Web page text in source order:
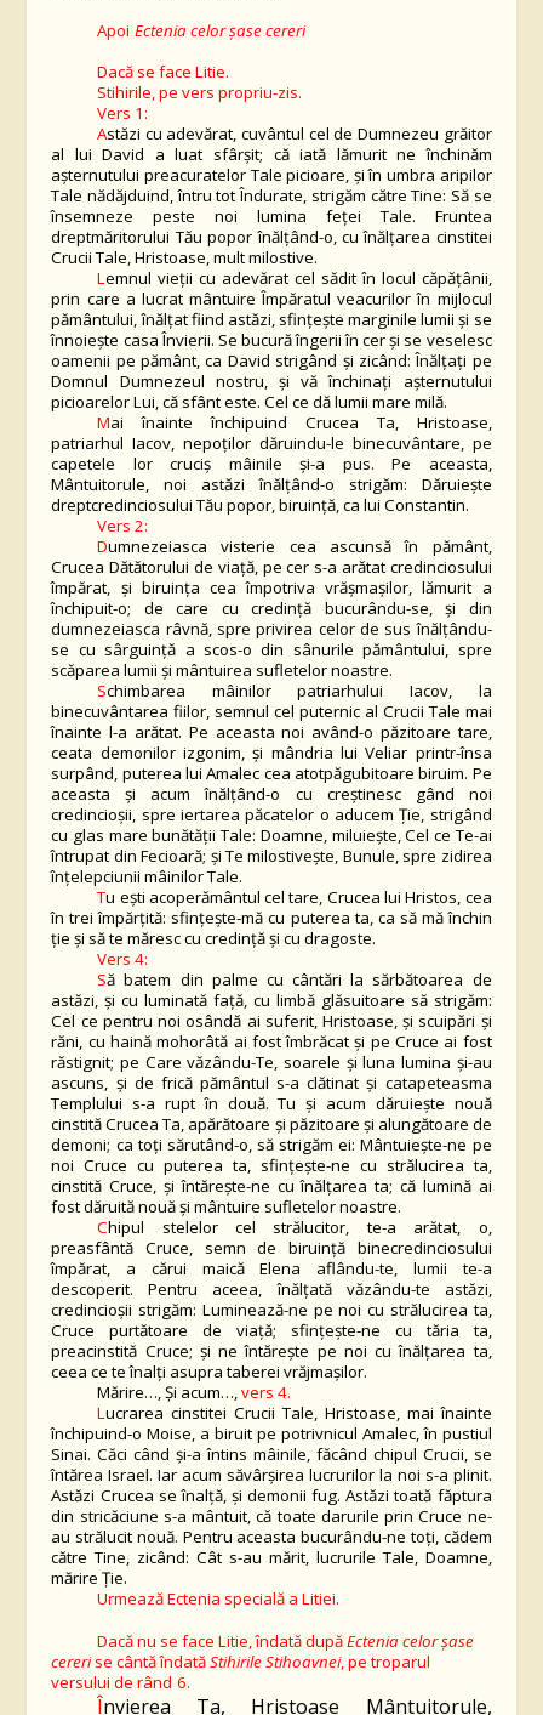
Apoi Ectenia celor șase cereri
Dacă se face Litie.
Stihirile, pe vers propriu-zis.
Vers 1:
Astăzi cu adevărat, cuvântul cel de Dumnezeu grăitor
al lui David a luat sfârșit; că iată lămurit ne închinăm
așternutului preacuratelor Tale picioare, și în umbra aripilor
Tale nădăjduind, întru tot Îndurate, strigăm către Tine: Să se
însemneze peste noi lumina feței Tale. Fruntea
dreptmăritorului Tău popor înălțând-o, cu înălțarea cinstitei
Crucii Tale, Hristoase, mult milostive.
Lemnul vieții cu adevărat cel sădit în locul căpățânii,
prin care a lucrat mântuire Împăratul veacurilor în mijlocul
pământului, înălțat fiind astăzi, sfințește marginile lumii și se
înnoiește casa Învierii. Se bucură îngerii în cer și se veselesc
oamenii pe pământ, ca David strigând și zicând: Înălțați pe
Domnul Dumnezeul nostru, și vă închinați așternutului
picioarelor Lui, că sfânt este. Cel ce dă lumii mare milă.
Mai înainte închipuind Crucea Ta, Hristoase,
patriarhul Iacov, nepoților dăruindu-le binecuvântare, pe
capetele lor cruciș mâinile și-a pus. Pe aceasta,
Mântuitorule, noi astăzi înălțând-o strigăm: Dăruiește
dreptcredinciosului Tău popor, biruință, ca lui Constantin.
Vers 2:
Dumnezeiasca visterie cea ascunsă în pământ,
Crucea Dătătorului de viață, pe cer s-a arătat credinciosului
împărat, și biruința cea împotriva vrășmașilor, lămurit a
închipuit-o; de care cu credință bucurându-se, și din
dumnezeiasca râvnă, spre privirea celor de sus înălțându-
se cu sârguință a scos-o din sânurile pământului, spre
scăparea lumii și mântuirea sufletelor noastre.
Schimbarea mâinilor patriarhului Iacov, la
binecuvântarea fiilor, semnul cel puternic al Crucii Tale mai
înainte l-a arătat. Pe aceasta noi având-o păzitoare tare,
ceata demonilor izgonim, și mândria lui Veliar printr-însa
surpând, puterea lui Amalec cea atotpăgubitoare biruim. Pe
aceasta și acum înălțând-o cu creștinesc gând noi
credincioșii, spre iertarea păcatelor o aducem Ție, strigând
cu glas mare bunătății Tale: Doamne, miluiește, Cel ce Te-ai
întrupat din Fecioară; și Te milostivește, Bunule, spre zidirea
înțelepciunii mâinilor Tale.
Tu ești acoperământul cel tare, Crucea lui Hristos, cea
în trei împărțită: sfințește-mă cu puterea ta, ca să mă închin
ție și să te măresc cu credință și cu dragoste.
Vers 4:
Să batem din palme cu cântări la sărbătoarea de
astăzi, și cu luminată față, cu limbă glăsuitoare să strigăm:
Cel ce pentru noi osândă ai suferit, Hristoase, și scuipări și
răni, cu haină mohorâtă ai fost îmbrăcat și pe Cruce ai fost
răstignit; pe Care văzându-Te, soarele și luna lumina și-au
ascuns, și de frică pământul s-a clătinat și catapeteasma
Templului s-a rupt în două. Tu și acum dăruiește nouă
cinstită Crucea Ta, apărătoare și păzitoare și alungătoare de
demoni; ca toți sărutând-o, să strigăm ei: Mântuiește-ne pe
noi Cruce cu puterea ta, sfințește-ne cu strălucirea ta,
cinstită Cruce, și întărește-ne cu înălțarea ta; că lumină ai
fost dăruită nouă și mântuire sufletelor noastre.
Chipul stelelor cel strălucitor, te-a arătat, o,
preasfântă Cruce, semn de biruință binecredinciosului
împărat, a cărui maică Elena aflându-te, lumii te-a
descoperit. Pentru aceea, înălțată văzându-te astăzi,
credincioșii strigăm: Luminează-ne pe noi cu strălucirea ta,
Cruce purtătoare de viață; sfințește-ne cu tăria ta,
preacinstită Cruce; și ne întărește pe noi cu înălțarea ta,
ceea ce te înalți asupra taberei vrăjmașilor.
Mărire…, Și acum…,vers 4.
Lucrarea cinstitei Crucii Tale, Hristoase, mai înainte
închipuind-o Moise, a biruit pe potrivnicul Amalec, în pustiul
Sinai. Căci când și-a întins mâinile, făcând chipul Crucii, se
întărea Israel. Iar acum săvârșirea lucrurilor la noi s-a plinit.
Astăzi Crucea se înalță, și demonii fug. Astăzi toată făptura
din stricăciune s-a mântuit, că toate darurile prin Cruce ne-
au strălucit nouă. Pentru aceasta bucurându-ne toți, cădem
către Tine, zicând: Cât s-au mărit, lucrurile Tale, Doamne,
mărire Ție.
Urmează Ectenia specială a Litiei.
Dacă nu se face Litie, îndată dupăEctenia celor șase
cererise cântă îndatăStihirile Stihoavnei,pe troparul
versului de rând 6.
Învierea Ta, Hristoase Mântuitorule,